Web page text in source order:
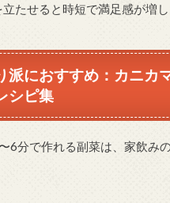
たせると時短で満足感が増し
派におすすめ：カニカ
シピ集
6分で作れる副菜は、家飲み